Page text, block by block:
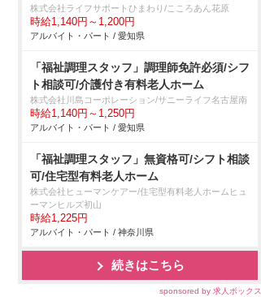
株式会社ライフサポートひまわり/こころあん花原
時給1,140円～1,200円
アルバイト・パート / 愛知県
「福祉調理スタッフ」調理師免許必須/シフ
ト相談可/介護付き有料老人ホーム
株式会社川島コーポレーション/サニーライフ名古屋南
時給1,140円～1,250円
アルバイト・パート / 愛知県
「福祉調理スタッフ」無資格可/シフト相談
可/住宅型有料老人ホーム
株式会社ヒューマンケアー/住宅型有料老人ホームヒュ
ーマンヒルズ初山
時給1,225円
アルバイト・パート / 神奈川県
続きはこちら
sponsored by 求人ボックス